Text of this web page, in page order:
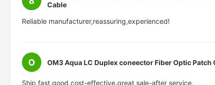
Cable
Reliable manufacturer,reassuring,experienced!
O OM3 Aqua LC Duplex coneector Fiber Optic Patch
Ship fast,good cost-effective.great sale-after service.